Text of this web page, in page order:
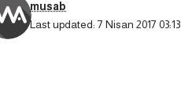
Last updated: 7 Nisan 2017 03:13
musab